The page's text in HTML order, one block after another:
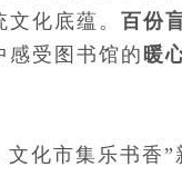
化底蕴。 百份
感受图书馆的 暖
化市集乐书香